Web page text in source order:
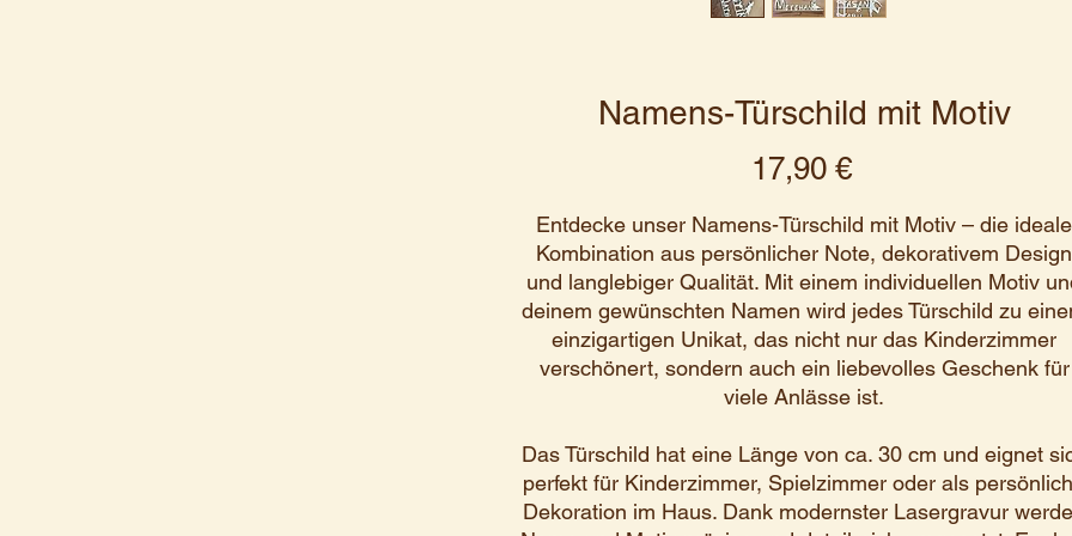
Namens-Türschild mit Motiv
17,90 €Preis
Entdecke unser Namens-Türschild mit Motiv – die ideale
Kombination aus persönlicher Note, dekorativem Design
und langlebiger Qualität. Mit einem individuellen Motiv
deinem gewünschten Namen wird jedes Türschild zu
einzigartigen Unikat, das nicht nur das Kinderzimmer
verschönert, sondern auch ein liebevolles Geschenk für
viele Anlässe ist.
Das Türschild hat eine Länge von ca. 30 cm und eignet
perfekt für Kinderzimmer, Spielzimmer oder als
Dekoration im Haus. Dank modernster Lasergravur